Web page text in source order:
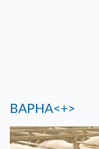
ВАРНА<+>